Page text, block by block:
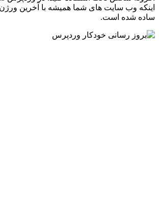
اینکه وب سایت های شما همیشه با آخرین ورژن
ساده شده است.